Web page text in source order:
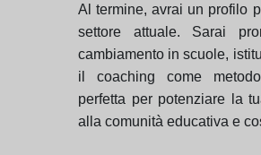
Al termine, avrai un profilo
settore attuale. Sarai
cambiamento in scuole,
il coaching come
perfetta per potenziare la
alla comunità educativa e